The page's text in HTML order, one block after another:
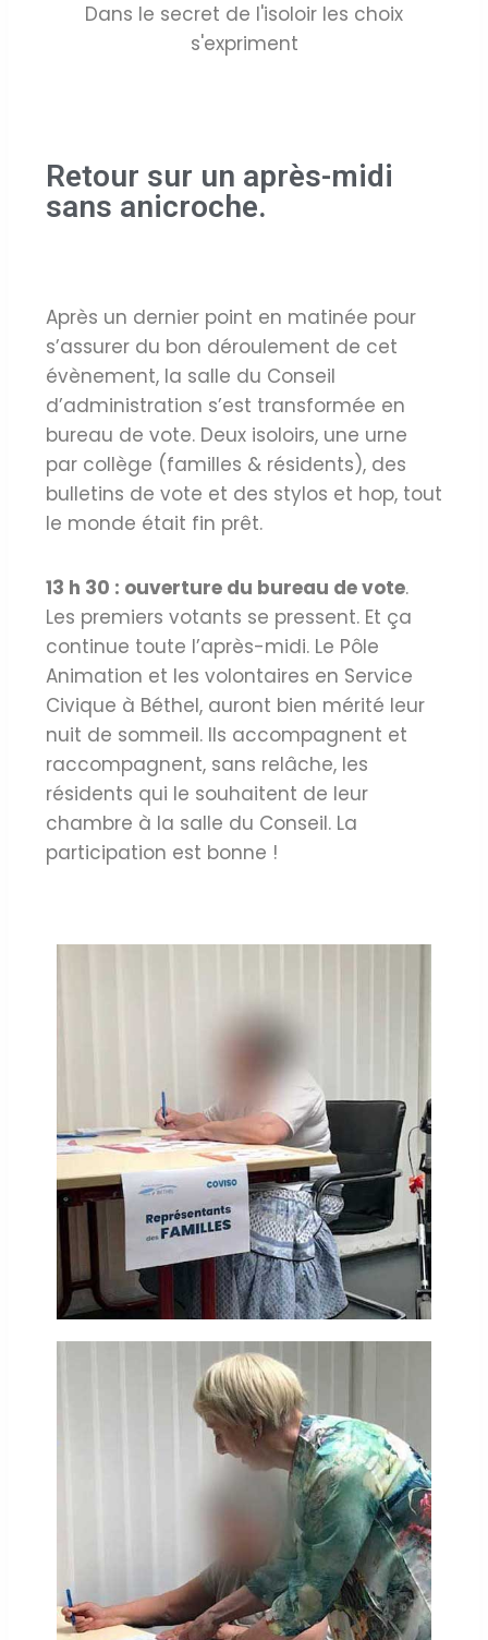
Dans le secret de l'isoloir les choix
s'expriment
Retour sur un après-midi
sans anicroche.
Après un dernier point en matinée pour
s’assurer du bon déroulement de cet
évènement, la salle du Conseil
d’administration s’est transformée en
bureau de vote. Deux isoloirs, une urne
par collège (familles & résidents), des
bulletins de vote et des stylos et hop, tout
le monde était fin prêt.
13 h 30 : ouverture du bureau de vote.
Les premiers votants se pressent. Et ça
continue toute l’après-midi. Le Pôle
Animation et les volontaires en Service
Civique à Béthel, auront bien mérité leur
nuit de sommeil. Ils accompagnent et
raccompagnent, sans relâche, les
résidents qui le souhaitent de leur
chambre à la salle du Conseil. La
participation est bonne !